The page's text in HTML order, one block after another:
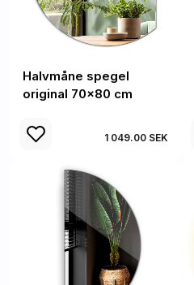
Halvmåne spegel
original 70x80 cm
1 049.00 SEK